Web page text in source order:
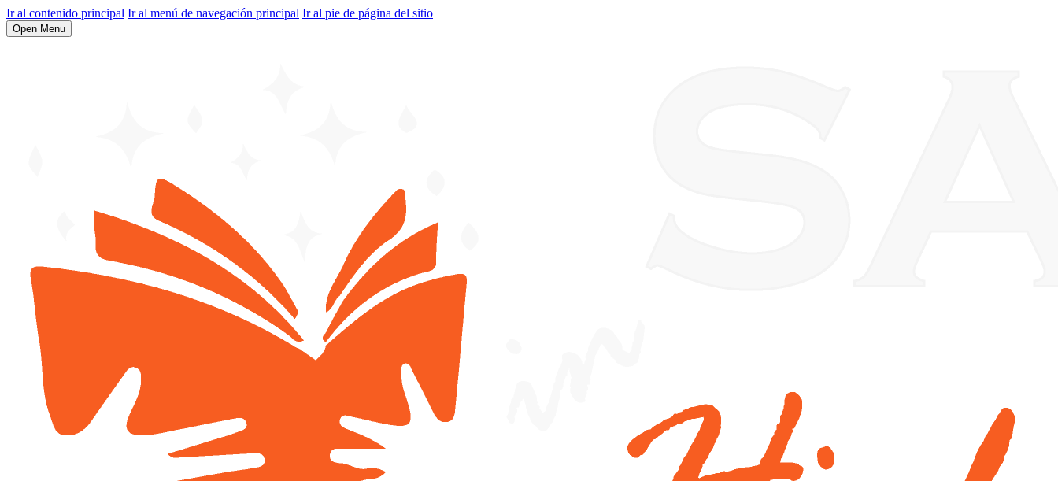
Ir al contenido principal Ir al menú de navegación principal Ir al pie de página del sitio
Open Menu